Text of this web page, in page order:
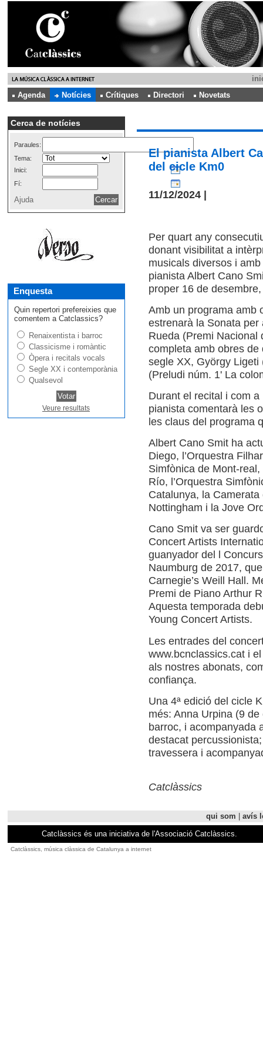
Agenda
Notícies Crítiques Directori Novetats
Cerca de notícies
Paraules:
Tema:
Inici:
Fí:
Ajuda
Enquesta
Quin repertori prefereixies que
comentem a Catclassics?
Renaixentista i barroc
Classicisme i romàntic
Òpera i recitals vocals
Segle XX i contemporània
Qualsevol
Veure resultats
El pianista Albert
del cicle Km0
11/12/2024 |
Per quart any
donant visibilitat a
musicals diversos i
pianista Albert Cano
proper 16 de
Amb un programa amb
estrenarà la Sonata per
Rueda (Premi Nacional
completa amb obres
segle XX, György
(Preludi núm. 1' La
Durant el recital i com
pianista comentarà les
les claus del programa
Albert Cano Smit ha
Diego, l’Orquestra
Simfònica de Mont-
Río, l’Orquestra
Catalunya, la
Nottingham i la Jove
Cano Smit va ser
Concert Artists
guanyador del l
Naumburg de 2017,
Carnegie’s Weill Hall.
Premi de Piano Arthur
Aquesta temporada
Young Concert Artists.
Les entrades del
www.bcnclassics.cat i
als nostres abonats,
confiança.
Una 4ª edició del cicle
més: Anna Urpina (9
barroc, i acompanyada
destacat
travessera i
Catclàssics
qui som
avís
Catclàssics és una iniciativa de l'Associació Catclàssics.
Catclàssics, música clàssica de Catalunya a internet